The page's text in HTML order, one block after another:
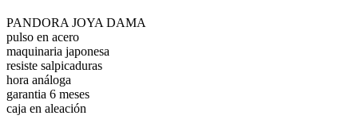
PANDORA JOYA DAMA
pulso en acero
maquinaria japonesa
resiste salpicaduras
hora análoga
garantia 6 meses
caja en aleación